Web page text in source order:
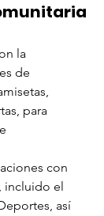
la
de
para
con
incluido el
así